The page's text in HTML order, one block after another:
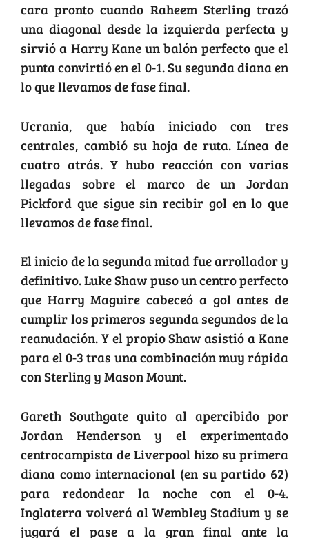
cara pronto cuando Raheem Sterling trazó
una diagonal desde la izquierda perfecta y
sirvió a Harry Kane un balón perfecto que el
punta convirtió en el 0-1. Su segunda diana en
lo que llevamos de fase final.
Ucrania, que había iniciado con tres
centrales, cambió su hoja de ruta. Línea de
cuatro atrás. Y hubo reacción con varias
llegadas sobre el marco de un Jordan
Pickford que sigue sin recibir gol en lo que
llevamos de fase final.
El inicio de la segunda mitad fue arrollador y
definitivo. Luke Shaw puso un centro perfecto
que Harry Maguire cabeceó a gol antes de
cumplir los primeros segunda segundos de la
reanudación. Y el propio Shaw asistió a Kane
para el 0-3 tras una combinación muy rápida
con Sterling y Mason Mount.
Gareth Southgate quito al apercibido por
Jordan Henderson y el experimentado
centrocampista de Liverpool hizo su primera
diana como internacional (en su partido 62)
para redondear la noche con el 0-4.
Inglaterra volverá al Wembley Stadium y se
jugará el pase a la gran final ante la